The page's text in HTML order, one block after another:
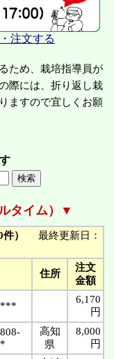
注文する
ため、栽培指導員が
際には、折り返し栽
ますので宜しくお願
タイム）▼